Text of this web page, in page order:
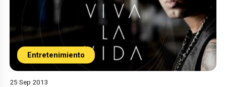
Entretenimiento
25 Sep 2013